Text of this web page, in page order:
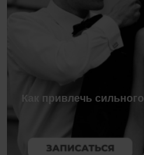
Как привлечь